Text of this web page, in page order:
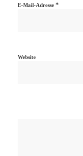
E-Mail-Adresse *
Website